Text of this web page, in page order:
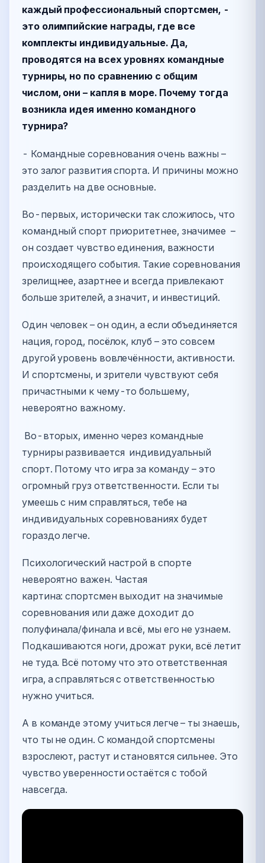
каждый профессиональный спортсмен, -
это олимпийские награды, где все
комплекты индивидуальные. Да,
проводятся на всех уровнях командные
турниры, но по сравнению с общим
числом, они – капля в море. Почему тогда
возникла идея именно командного
турнира?
- Командные соревнования очень важны –
это залог развития спорта. И причины можно
разделить на две основные.
Во-первых, исторически так сложилось, что
командный спорт приоритетнее, значимее –
он создает чувство единения, важности
происходящего события. Такие соревнования
зрелищнее, азартнее и всегда привлекают
больше зрителей, а значит, и инвестиций.
Один человек – он один, а если объединяется
нация, город, посёлок, клуб – это совсем
другой уровень вовлечённости, активности.
И спортсмены, и зрители чувствуют себя
причастными к чему-то большему,
невероятно важному.
Во-вторых, именно через командные
турниры развивается индивидуальный
спорт. Потому что игра за команду – это
огромный груз ответственности. Если ты
умеешь с ним справляться, тебе на
индивидуальных соревнованиях будет
гораздо легче.
Психологический настрой в спорте
невероятно важен. Частая
картина: спортсмен выходит на значимые
соревнования или даже доходит до
полуфинала/финала и всё, мы его не узнаем.
Подкашиваются ноги, дрожат руки, всё летит
не туда. Всё потому что это ответственная
игра, а справляться с ответственностью
нужно учиться.
А в команде этому учиться легче – ты знаешь,
что ты не один. С командой спортсмены
взрослеют, растут и становятся сильнее. Это
чувство уверенности остаётся с тобой
навсегда.